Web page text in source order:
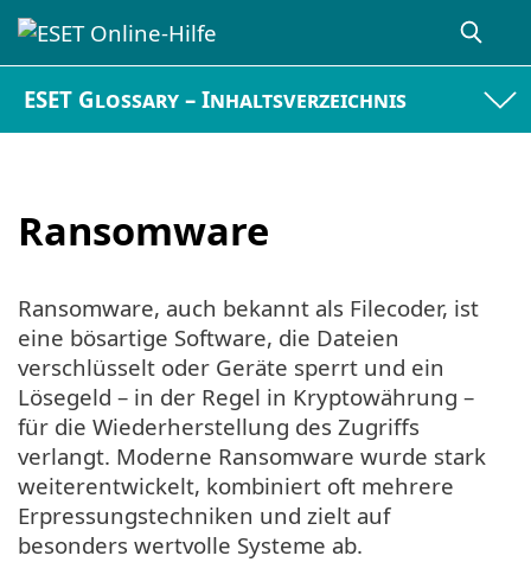
ESET Glossary – Inhaltsverzeichnis
Ransomware
Ransomware, auch bekannt als Filecoder, ist
eine bösartige Software, die Dateien
verschlüsselt oder Geräte sperrt und ein
Lösegeld – in der Regel in Kryptowährung –
für die Wiederherstellung des Zugriffs
verlangt. Moderne Ransomware wurde stark
weiterentwickelt, kombiniert oft mehrere
Erpressungstechniken und zielt auf
besonders wertvolle Systeme ab.